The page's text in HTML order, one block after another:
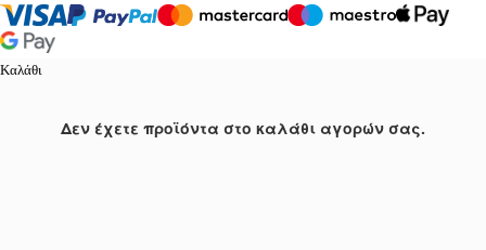
Καλάθι
Δεν έχετε προϊόντα στο καλάθι αγορών σας.